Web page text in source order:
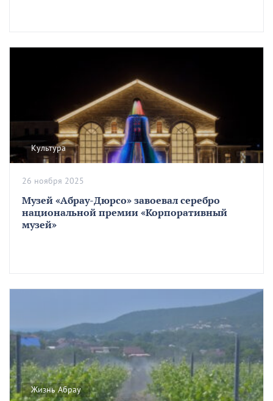
Культура
Музей «Абрау-Дюрсо» завоевал серебро
национальной премии «Корпоративный
музей»
26 ноября 2025
Жизнь Абрау